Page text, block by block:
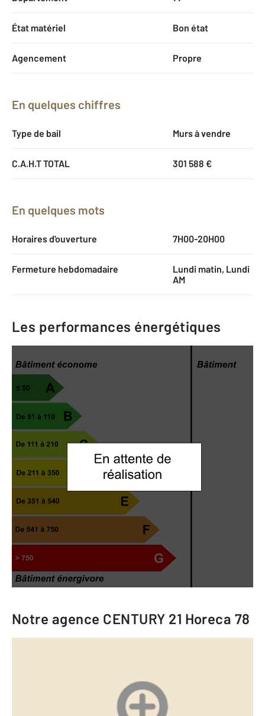
État matériel Bon état
Agencement Propre
En quelques chiffres
Type de bail Murs à vendre
C.A.H.T TOTAL 301 588 €
En quelques mots
Horaires d'ouverture 7H00-20H00
Fermeture hebdomadaire
Lundi matin, Lundi
AM
Les performances énergétiques
Notre agence CENTURY 21 Horeca 78